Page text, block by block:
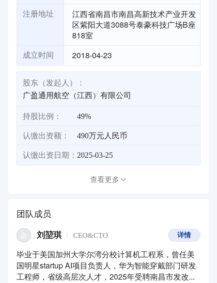
注册地址
江西省南昌市南昌高新技术产业开发
区紫阳大道3088号泰豪科技广场B座
818室
成立时间 2018-04-23
股东（发起人）：
广盈通用航空（江西）有限公司
持股比例： 49%
认缴出资额： 490万元人民币
认缴出资日期： 2025-03-25
查看更多
团队成员
刘堃琪 CEO&CTO
毕业于美国加州大学尔湾分校计算机工程系，曾任美
国明星startup AI项目负责人，华为智能穿戴部门研发
工程师，省级高层次人才，2025年受聘南昌市发改...
详情